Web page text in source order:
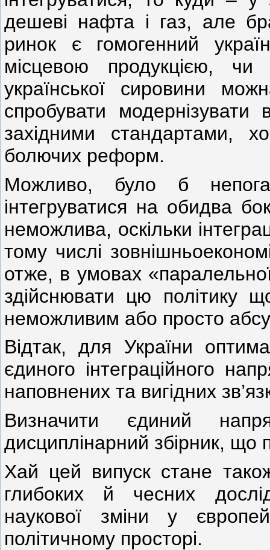
дешеві нафта і газ, але
ринок є гомогенний
місцевою продукцією,
української сировини
спробувати модернізувати
західними стандартами,
болючих реформ.
Можливо, було б
інтегруватися на обидва
неможлива, оскільки
тому числі
отже, в умовах
здійснювати цю політику
неможливим або просто
Відтак, для України
єдиного інтеграційного
наповнених та вигідних
Визначити єдиний
дисциплінарний збірник, що
Хай цей випуск стане
глибоких й чесних
наукової зміни у
політичному просторі.